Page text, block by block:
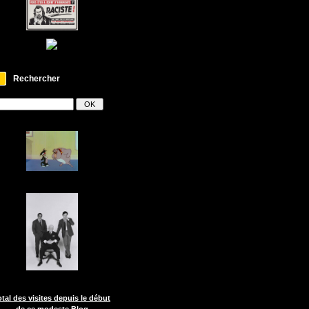
Rechercher
des visites depuis le début